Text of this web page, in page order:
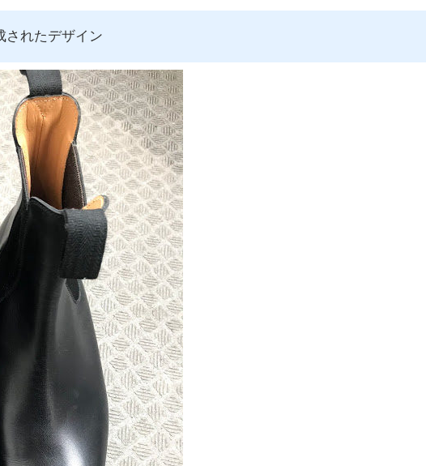
されたデザイン